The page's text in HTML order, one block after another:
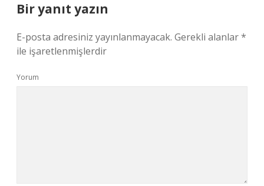
Bir yanıt yazın
E-posta adresiniz yayınlanmayacak. Gerekli alanlar*
ile işaretlenmişlerdir
Yorum